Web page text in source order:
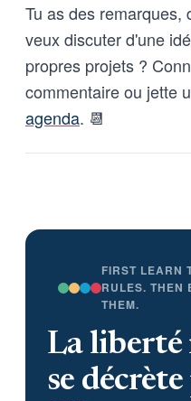
Tu as des remarques,
veux discuter d'une
propres projets ?
commentaire ou jette
agenda. 📆
FIRST LEARN
RULES. THEN
THEM.
La liberté
se décrète